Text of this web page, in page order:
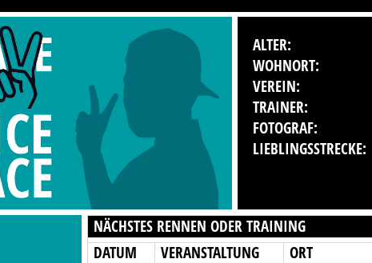
ALTER:
WOHNORT:
VEREIN:
TRAINER:
FOTOGRAF:
LIEBLINGSSTRECKE:
NÄCHSTES RENNEN ODER TRAINING
DATUM
VERANSTALTUNG ORT